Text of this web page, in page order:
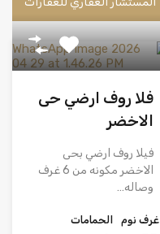
فلا روف ارضي حى
الاخضر
فيلا روف ارضي بحى
الاخضر مكونه من 6 غرف
وصاله…
غرف نوم
الحمامات